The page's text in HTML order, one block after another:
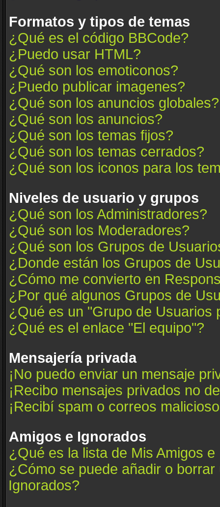
Formatos y tipos de temas
¿Qué es el código BBCode?
¿Puedo usar HTML?
¿Qué son los emoticonos?
¿Puedo publicar imagenes?
¿Qué son los anuncios globales?
¿Qué son los anuncios?
¿Qué son los temas fijos?
¿Qué son los temas cerrados?
¿Qué son los iconos para los
Niveles de usuario y grupos
¿Qué son los Administradores?
¿Qué son los Moderadores?
¿Qué son los Grupos de
¿Donde están los Grupos de
¿Cómo me convierto en
¿Por qué algunos Grupos de
¿Qué es un "Grupo de Usuarios
¿Qué es el enlace "El equipo"?
Mensajería privada
¡No puedo enviar un mensaje
¡Recibo mensajes privados no
¡Recibí spam o correos
Amigos e Ignorados
¿Qué es la lista de Mis Amigos
¿Cómo se puede añadir o
Ignorados?